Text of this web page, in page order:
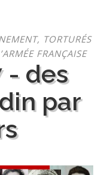
TORTURÉS
FRANÇAISE
- des
par